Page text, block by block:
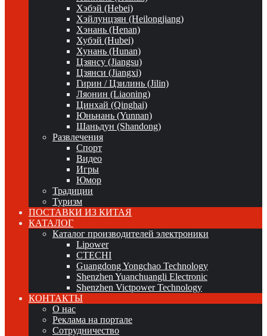
Хэбэй (Hebei)
Хэйлунцзян (Heilongjiang)
Хэнань (Henan)
Хубэй (Hubei)
Хунань (Hunan)
Цзянсу (Jiangsu)
Цзянси (Jiangxi)
Гирин / Цзилинь (Jilin)
Ляонин (Liaoning)
Цинхай (Qinghai)
Юньнань (Yunnan)
Шаньдун (Shandong)
Развлечения
Спорт
Видео
Игры
Юмор
Традиции
Туризм
ПОСТАВКИ ИЗ КИТАЯ
КАТАЛОГ
Каталог производителей электроники
Lipower
CTECHI
Guangdong Yongchao Technology
Shenzhen Yuanchuangli Electronic
Shenzhen Victpower Technology
КОНТАКТЫ
О нас
Реклама на портале
Сотрудничество